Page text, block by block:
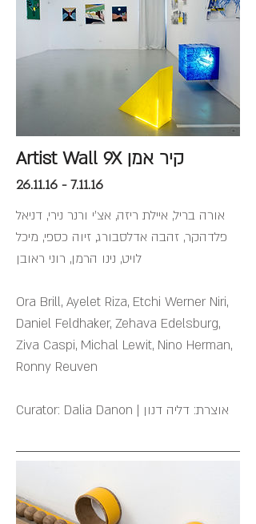
Artist Wall 9X קיר אמן
26.11.16 - 7.11.16
אורה בריל, איילת ריזה, אצ'י ורנר נירי, דניאל
פלדהקר, זהבה אדלסבורג, זיוה כספי, מיכל
Ora Brill, Ayelet Riza, Etchi Werner Niri,
Daniel Feldhaker, Zehava Edelsburg,
Ziva Caspi, Michal Lewit, Nino Herman,
Ronny Reuven
Curator: Dalia Danon | אוצרת: דליה דנון